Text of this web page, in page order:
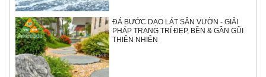
ĐÁ BƯỚC DẠO LÁT SÂN VƯỜN - GIẢI
PHÁP TRANG TRÍ ĐẸP, BỀN & GẦN GŨI
THIÊN NHIÊN